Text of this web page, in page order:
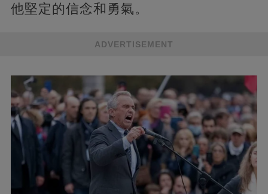
他堅定的信念和勇氣。
ADVERTISEMENT